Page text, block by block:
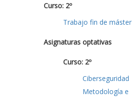
Curso: 2º
Trabajo fin de máster
Asignaturas optativas
Curso: 2º
Ciberseguridad
Metodología e